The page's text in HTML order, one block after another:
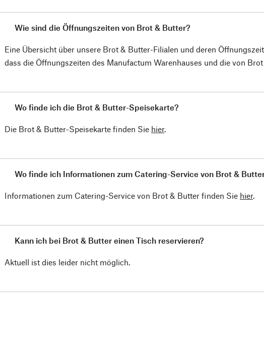
Wie sind die Öffnungszeiten von Brot & Butter?
Eine Übersicht über unsere Brot & Butter-Filialen und deren
dass die Öffnungszeiten des Manufactum Warenhauses und die von
Wo finde ich die Brot & Butter-Speisekarte?
Die Brot & Butter-Speisekarte finden Sie hier.
Wo finde ich Informationen zum Catering-Service von Brot &
Informationen zum Catering-Service von Brot & Butter finden Sie hier.
Kann ich bei Brot & Butter einen Tisch reservieren?
Aktuell ist dies leider nicht möglich.